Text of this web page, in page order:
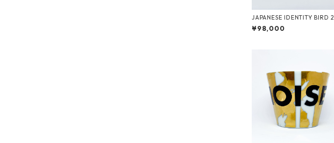
JAPANESE IDENTITY BIRD 2
¥98,000